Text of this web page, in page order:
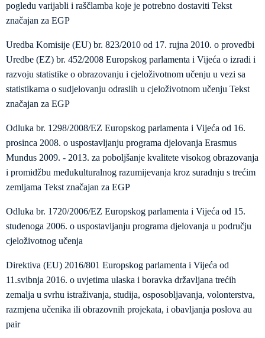
pogledu varijabli i raščlamba koje je potrebno dostaviti Tekst
značajan za EGP
Uredba Komisije (EU) br. 823/2010 od 17. rujna 2010. o provedbi
Uredbe (EZ) br. 452/2008 Europskog parlamenta i Vijeća o izradi i
razvoju statistike o obrazovanju i cjeloživotnom učenju u vezi sa
statistikama o sudjelovanju odraslih u cjeloživotnom učenju Tekst
značajan za EGP
Odluka br. 1298/2008/EZ Europskog parlamenta i Vijeća od 16.
prosinca 2008. o uspostavljanju programa djelovanja Erasmus
Mundus 2009. - 2013. za poboljšanje kvalitete visokog obrazovanja
i promidžbu međukulturalnog razumijevanja kroz suradnju s trećim
zemljama Tekst značajan za EGP
Odluka br. 1720/2006/EZ Europskog parlamenta i Vijeća od 15.
studenoga 2006. o uspostavljanju programa djelovanja u području
cjeloživotnog učenja
Direktiva (EU) 2016/801 Europskog parlamenta i Vijeća od
11.svibnja 2016. o uvjetima ulaska i boravka državljana trećih
zemalja u svrhu istraživanja, studija, osposobljavanja, volonterstva,
razmjena učenika ili obrazovnih projekata, i obavljanja poslova au
pair